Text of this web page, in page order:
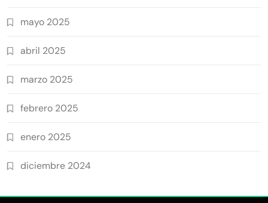
mayo 2025
abril 2025
marzo 2025
febrero 2025
enero 2025
diciembre 2024